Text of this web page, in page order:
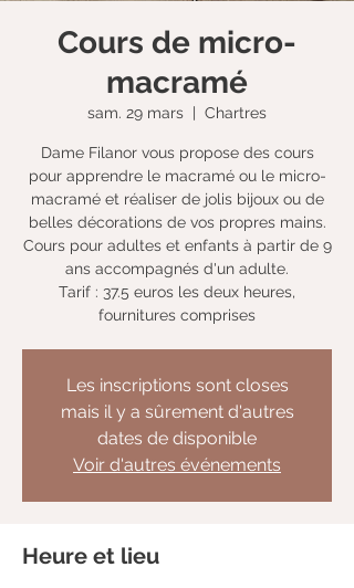
Cours de micro-
macramé
sam. 29 mars
  |
Chartres
Dame Filanor vous propose des cours
pour apprendre le macramé ou le micro-
macramé et réaliser de jolis bijoux ou de
belles décorations de vos propres mains.
Cours pour adultes et enfants à partir de 9
ans accompagnés d'un adulte.
Tarif : 37.5 euros les deux heures,
fournitures comprises
Les inscriptions sont closes
mais il y a sûrement d'autres
dates de disponible
Voir d'autres événements
Heure et lieu